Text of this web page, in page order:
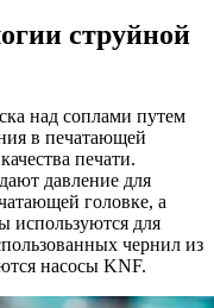
струйной
над соплами путем
в печатающей
печати.
давление для
головке, а
используются для
чернил из
насосы KNF.